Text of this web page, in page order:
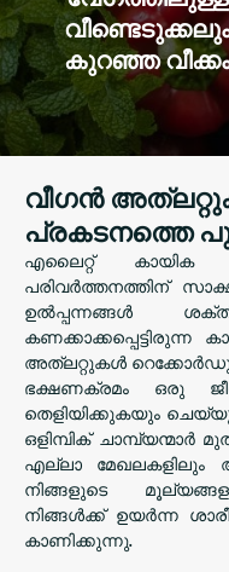
വീണ്ടെടുക്കലും
കുറഞ്ഞ വീക്കം
വീഗൻ
പ്രകടനത്തെ
എലൈറ്റ് കായിക
പരിവർത്തനത്തിന്
ഉൽപ്പന്നങ്ങൾ
കണക്കാക്കപ്പെട്ടിരുന്ന
അത്‌ലറ്റുകൾ
ഭക്ഷണക്രമം ഒരു
തെളിയിക്കുകയും
ഒളിമ്പിക്
എല്ലാ മേഖലകളിലും
നിങ്ങളുടെ
നിങ്ങൾക്ക് ഉയർന്ന
കാണിക്കുന്നു.